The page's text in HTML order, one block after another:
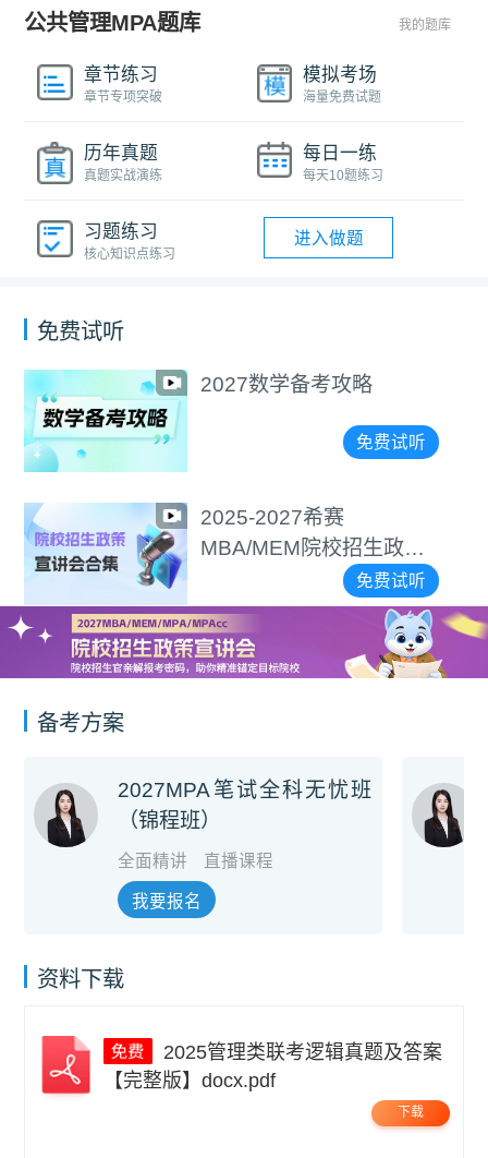
公共管理MPA题库 我的题库
章节练习
章节专项突破
模拟考场
海量免费试题
历年真题
真题实战演练
每日一练
每天10题练习
习题练习
核心知识点练习
进入做题
免费试听
2027数学备考攻略
免费试听
2025-2027希赛
MBA/MEM院校招生政策
免费试听
备考方案
2027MPA笔试全科无忧班
（锦程班）
全面精讲 直播课程
我要报名
资料下载
【完整版】docx.pdf
下载